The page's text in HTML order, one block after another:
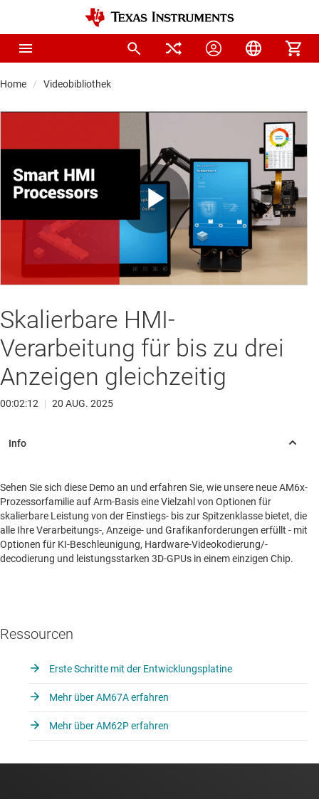
Home Videobibliothek
Play
Video
Skalierbare HMI-
Verarbeitung für bis zu drei
Anzeigen gleichzeitig
00:02:12 | 20 AUG. 2025
Sehen Sie sich diese Demo an und erfahren Sie, wie unsere neue AM6x-
Prozessorfamilie auf Arm-Basis eine Vielzahl von Optionen für
skalierbare Leistung von der Einstiegs- bis zur Spitzenklasse bietet, die
alle Ihre Verarbeitungs-, Anzeige- und Grafikanforderungen erfüllt - mit
Optionen für KI-Beschleunigung, Hardware-Videokodierung/-
decodierung und leistungsstarken 3D-GPUs in einem einzigen Chip.
Ressourcen
Erste Schritte mit der Entwicklungsplatine
Mehr über AM67A erfahren
Mehr über AM62P erfahren